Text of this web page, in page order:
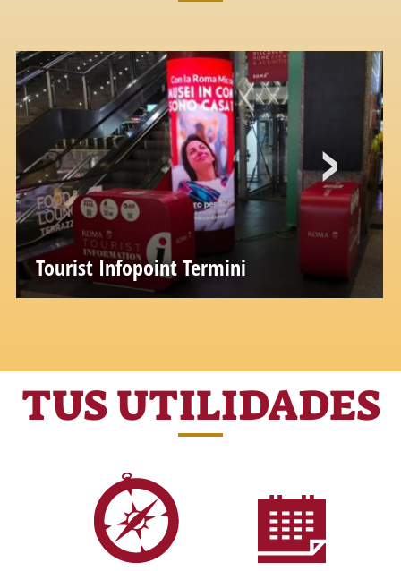
Tourist Infopoint Termini
TUS UTILIDADES